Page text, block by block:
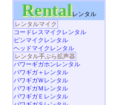
Rentalレンタル
レンタルマイク
コードレスマイクレンタル
ピンマイクレンタル
ヘッドマイクレンタル
レンタル手ぶら拡声器
パワーギガホンレンタル
パワギガ＋レンタル
パワギガＷレンタル
パワギガＭレンタル
パワギガＥレンタル